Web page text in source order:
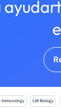
Immunology Cell Biology